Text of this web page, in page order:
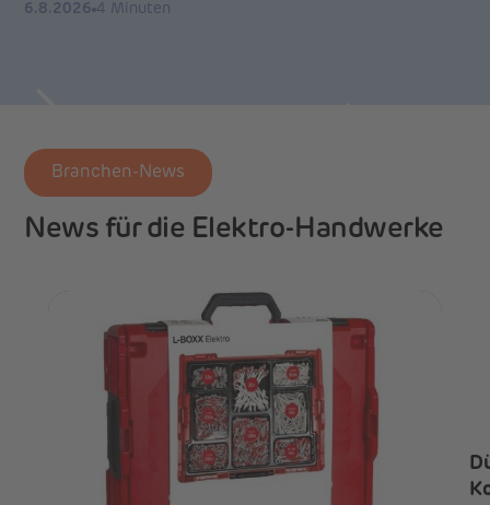
6.8.2026 4 Minuten
Branchen-News
News für die Elektro-Handwerke